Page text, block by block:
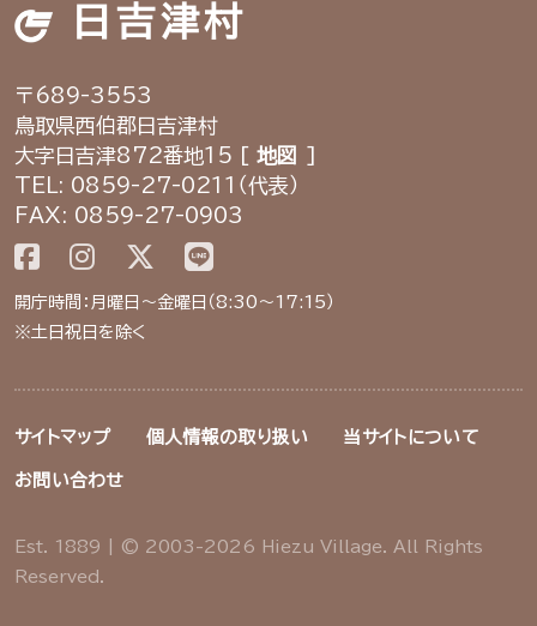
日吉津村
〒689-3553
鳥取県西伯郡日吉津村
大字日吉津872番地15 [ 地図
]
TEL: 0859-27-0211（代表）
FAX: 0859-27-0903
開庁時間：月曜日～金曜日（8:30～17:15）
※土日祝日を除く
サイトマップ 個人情報の取り扱い 当サイトについて
お問い合わせ
Est. 1889 | © 2003-2026 Hiezu Village. All Rights
Reserved.